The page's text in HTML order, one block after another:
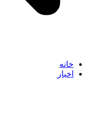
خانه
اخبار